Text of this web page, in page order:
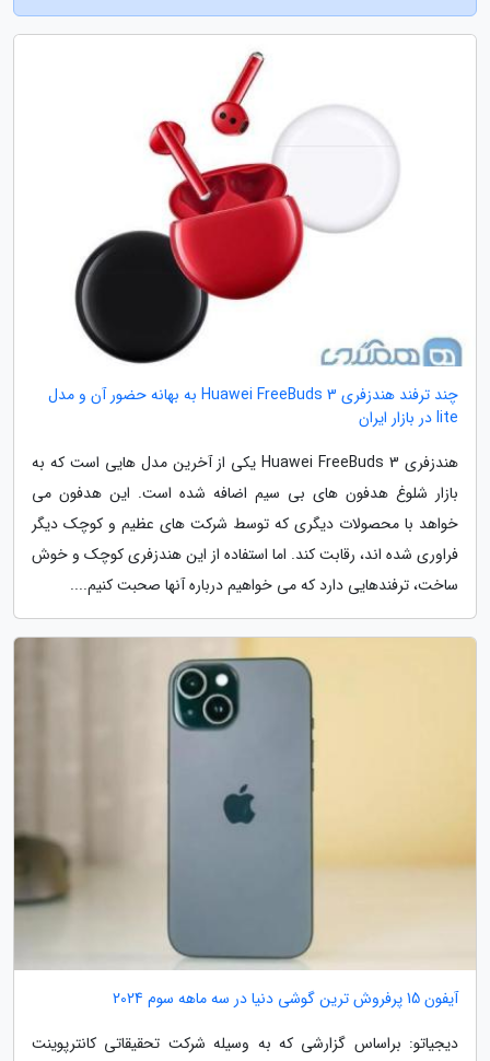
چند ترفند هندزفری Huawei FreeBuds 3 به بهانه حضور آن و مدل
lite در بازار ایران
هندزفری Huawei FreeBuds 3 یکی از آخرین مدل هایی است که به
بازار شلوغ هدفون های بی سیم اضافه شده است. این هدفون می
خواهد با محصولات دیگری که توسط شرکت های عظیم و کوچک دیگر
فراوری شده اند، رقابت کند. اما استفاده از این هندزفری کوچک و خوش
ساخت، ترفندهایی دارد که می خواهیم درباره آنها صحبت کنیم....
آیفون 15 پرفروش ترین گوشی دنیا در سه ماهه سوم 2024
دیجیاتو: براساس گزارشی که به وسیله شرکت تحقیقاتی کانترپوینت